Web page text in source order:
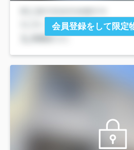
会員登録をして限定